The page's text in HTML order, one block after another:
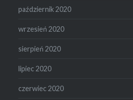
październik 2020
wrzesień 2020
sierpień 2020
lipiec 2020
czerwiec 2020